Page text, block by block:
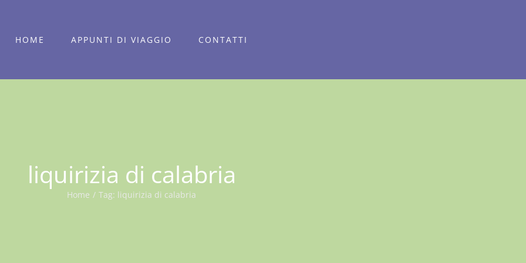
HOME APPUNTI DI VIAGGIO CONTATTI
liquirizia di calabria
Home / Tag: liquirizia di calabria